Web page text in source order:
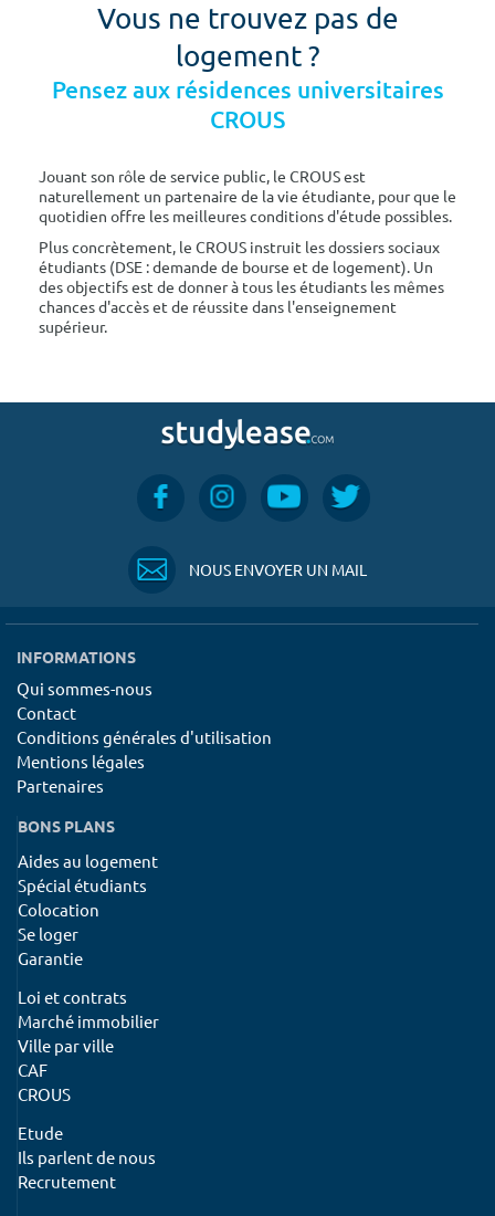
Vous ne trouvez pas de
logement ?
Pensez aux résidences universitaires
CROUS
Jouant son rôle de service public, le CROUS est
naturellement un partenaire de la vie étudiante, pour que le
quotidien offre les meilleures conditions d'étude possibles.
Plus concrètement, le CROUS instruit les dossiers sociaux
étudiants (DSE : demande de bourse et de logement). Un
des objectifs est de donner à tous les étudiants les mêmes
chances d'accès et de réussite dans l'enseignement
supérieur.
NOUS ENVOYER UN MAIL
INFORMATIONS
Qui sommes-nous
Contact
Conditions générales d'utilisation
Mentions légales
Partenaires
BONS PLANS
Aides au logement
Spécial étudiants
Colocation
Se loger
Garantie
Loi et contrats
Marché immobilier
Ville par ville
CAF
CROUS
Etude
Ils parlent de nous
Recrutement